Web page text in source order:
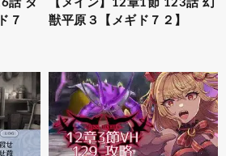
話 ダ
７
【メイン】12章1節 123話 幻
獣平原３【メギド７２】